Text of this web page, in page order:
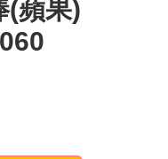
(蘋果)